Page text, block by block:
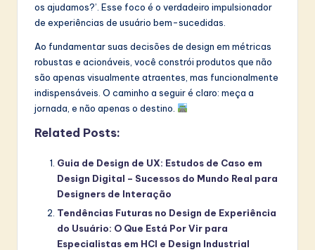
os ajudamos?’. Esse foco é o verdadeiro impulsionador
de experiências de usuário bem-sucedidas.
Ao fundamentar suas decisões de design em métricas
robustas e acionáveis, você constrói produtos que não
são apenas visualmente atraentes, mas funcionalmente
indispensáveis. O caminho a seguir é claro: meça a
jornada, e não apenas o destino.
Related Posts:
Guia de Design de UX: Estudos de Caso em
Design Digital – Sucessos do Mundo Real para
Designers de Interação
Tendências Futuras no Design de Experiência
do Usuário: O Que Está Por Vir para
Especialistas em HCI e Design Industrial